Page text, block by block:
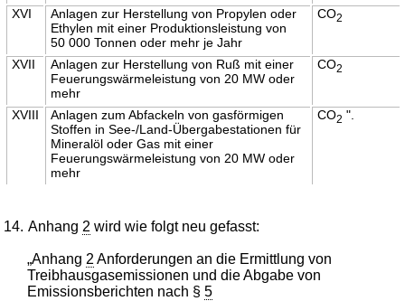
XVI
Anlagen zur Herstellung von Propylen oder
Ethylen mit einer Produktionsleistung von
50 000 Tonnen oder mehr je Jahr
CO2
XVII
Anlagen zur Herstellung von Ruß mit einer
Feuerungswärmeleistung von 20 MW oder
mehr
CO2
XVIII
Anlagen zum Abfackeln von gasförmigen
Stoffen in See-/Land-Übergabestationen für
Mineralöl oder Gas mit einer
Feuerungswärmeleistung von 20 MW oder
mehr
CO2 ".
14. Anhang 2 wird wie folgt neu gefasst:
„Anhang 2 Anforderungen an die Ermittlung von
Treibhausgasemissionen und die Abgabe von
Emissionsberichten nach §5